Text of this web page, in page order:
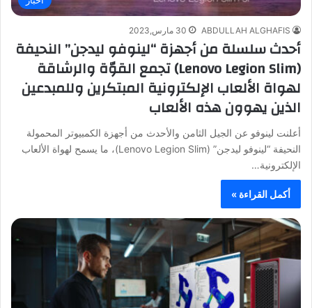
ABDULLAH ALGHAFIS 30 مارس,2023
أحدث سلسلة من أجهزة “لينوفو ليدجن” النحيفة
(Lenovo Legion Slim) تجمع القوّة والرشاقة
لهواة الألعاب الإلكترونية المبتكرين وللمبدعين
الذين يهوون هذه الألعاب
أعلنت لينوفو عن الجيل الثامن والأحدث من أجهزة الكمبيوتر المحمولة
النحيفة “لينوفو ليدجن” (Lenovo Legion Slim)، ما يسمح لهواة الألعاب
الإلكترونية…
أكمل القراءة »